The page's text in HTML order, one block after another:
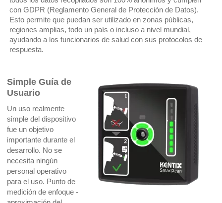
con GDPR (Reglamento General de Protección de Datos).
Esto permite que puedan ser utilizado en zonas públicas,
regiones amplias, todo un país o incluso a nivel mundial,
ayudando a los funcionarios de salud con sus protocolos de
respuesta.
Simple Guía de
Usuario
Un uso realmente
simple del dispositivo
fue un objetivo
importante durante el
desarrollo. No se
necesita ningún
personal operativo
para el uso. Punto de
medición de enfoque -